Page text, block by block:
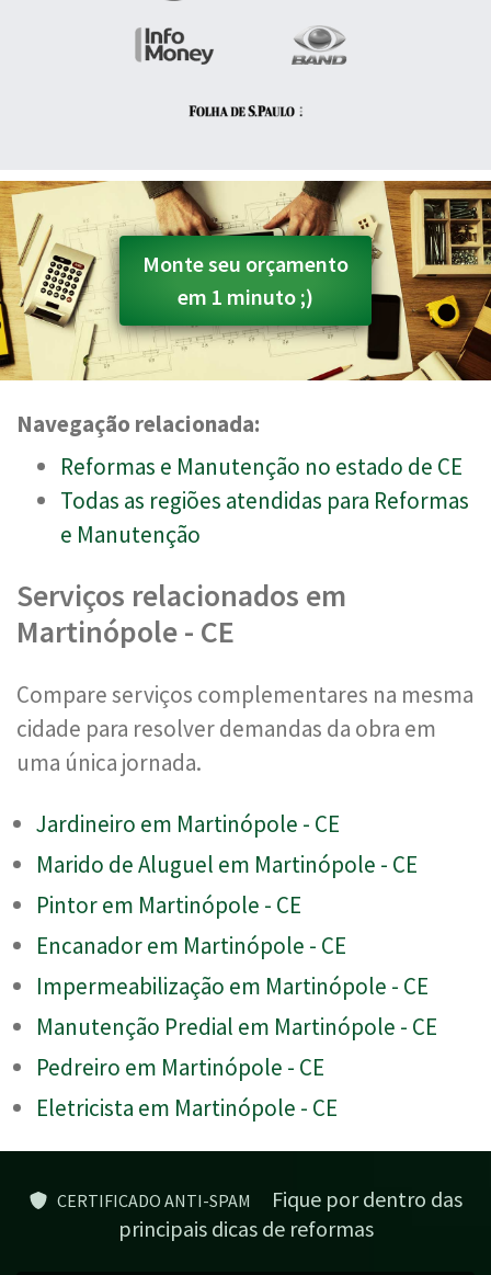
Monte seu orçamento
em 1 minuto ;)
Navegação relacionada:
Reformas e Manutenção no estado de CE
Todas as regiões atendidas para Reformas
e Manutenção
Serviços relacionados em
Martinópole - CE
Compare serviços complementares na mesma
cidade para resolver demandas da obra em
uma única jornada.
Jardineiro em Martinópole - CE
Marido de Aluguel em Martinópole - CE
Pintor em Martinópole - CE
Encanador em Martinópole - CE
Impermeabilização em Martinópole - CE
Manutenção Predial em Martinópole - CE
Pedreiro em Martinópole - CE
Eletricista em Martinópole - CE
CERTIFICADO ANTI-SPAM
Fique por dentro das
principais dicas de reformas